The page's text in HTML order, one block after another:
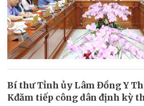
Bí thư Tỉnh ủy Lâm Đồng Y
Kđăm tiếp công dân định kỳ